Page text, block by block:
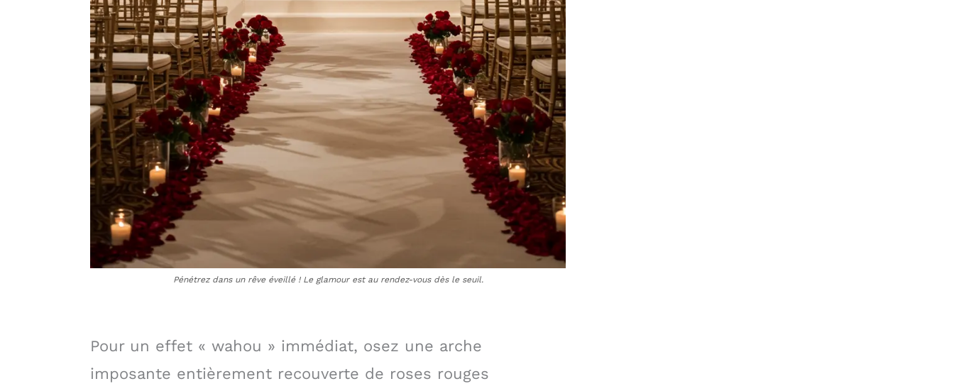
Pénétrez dans un rêve éveillé ! Le glamour est au rendez-vous dès le seuil.
Pour un effet « wahou » immédiat, osez une arche
imposante entièrement recouverte de roses rouges